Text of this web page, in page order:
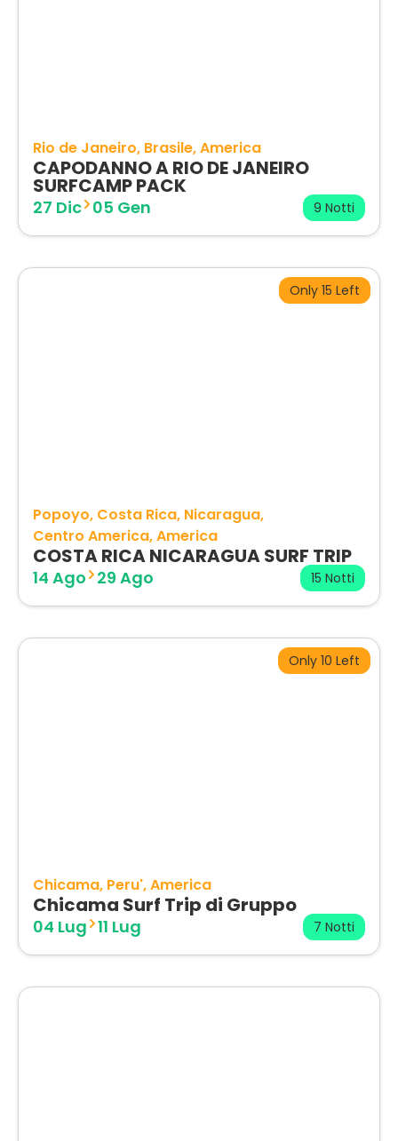
Rio de Janeiro Brasile America
CAPODANNO A RIO DE JANEIRO
SURFCAMP PACK
27 Dic 05 Gen 9 Notti
Only 15 Left
Popoyo Costa Rica Nicaragua
Centro America America
COSTA RICA NICARAGUA SURF TRIP
14 Ago 29 Ago 15 Notti
Only 10 Left
Chicama Peru' America
Chicama Surf Trip di Gruppo
04 Lug 11 Lug 7 Notti